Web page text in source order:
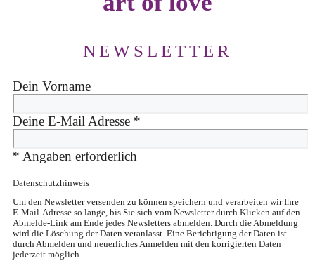
NEWSLETTER
Dein Vorname
Deine E-Mail Adresse *
* Angaben erforderlich
Datenschutzhinweis
Um den Newsletter versenden zu können speichern und verarbeiten wir Ihre
E-Mail-Adresse so lange, bis Sie sich vom Newsletter durch Klicken auf den
Abmelde-Link am Ende jedes Newsletters abmelden. Durch die Abmeldung
wird die Löschung der Daten veranlasst. Eine Berichtigung der Daten ist
durch Abmelden und neuerliches Anmelden mit den korrigierten Daten
jederzeit möglich.